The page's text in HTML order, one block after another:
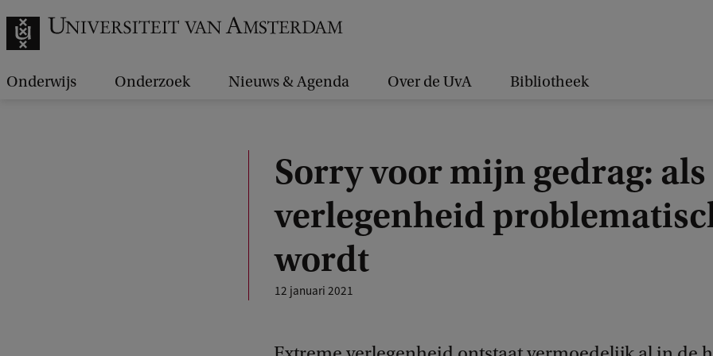
Onderwijs Onderzoek Nieuws & Agenda Over de UvA Bibliotheek
Sorry voor mijn gedrag: als
verlegenheid
wordt
12 januari 2021